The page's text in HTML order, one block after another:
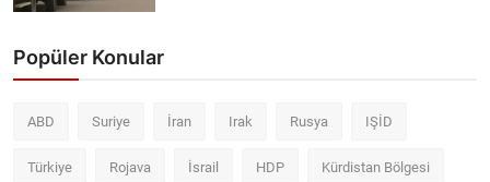
Popüler Konular
ABD Suriye İran Irak Rusya IŞİD
Türkiye Rojava İsrail HDP Kürdistan Bölgesi